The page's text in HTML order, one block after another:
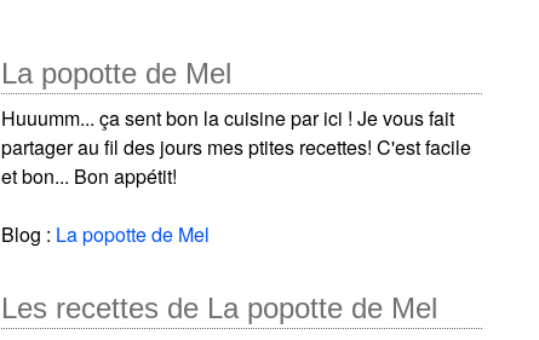
La popotte de Mel
Huuumm... ça sent bon la cuisine par ici ! Je vous fait
partager au fil des jours mes ptites recettes! C'est facile
et bon... Bon appétit!
Blog : La popotte de Mel
Les recettes de La popotte de Mel